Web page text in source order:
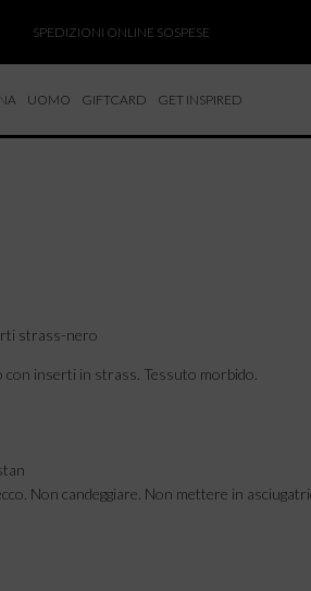
SPEDIZIONI ONLINE SOSPESE
UOMO GIFTCARD GET INSPIRED
strass-nero
inserti in strass. Tessuto morbido.
Non candeggiare. Non mettere in